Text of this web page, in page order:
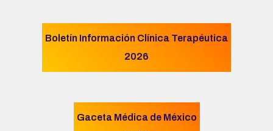
Boletín Información Clínica Terapéutica
2026
Gaceta Médica de México